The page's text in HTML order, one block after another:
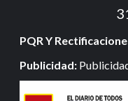
PQR Y
Publicidad: